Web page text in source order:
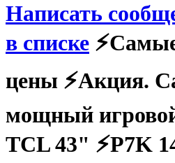
Написать
в списке
цены ⚡Акция.
мощный
TCL 43" ⚡P7K